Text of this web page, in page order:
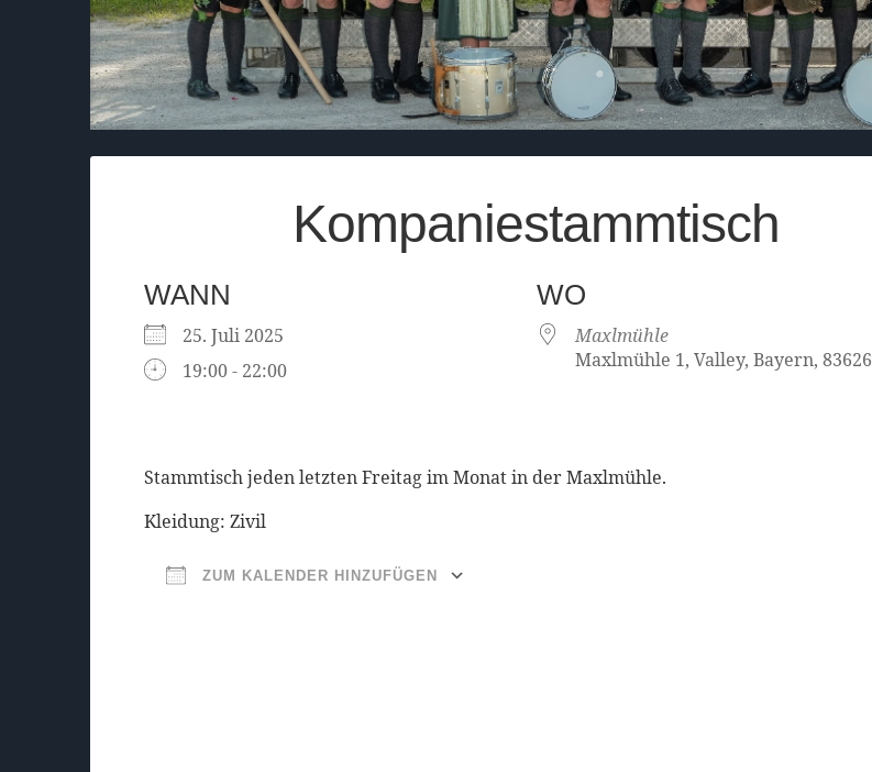
Kompaniestammtisch
WANN
25. Juli 2025
19:00 - 22:00
WO
Maxlmühle
Maxlmühle 1, Valley, Bayern, 83626
Stammtisch jeden letzten Freitag im Monat in der Maxlmühle.
Kleidung: Zivil
ZUM KALENDER HINZUFÜGEN